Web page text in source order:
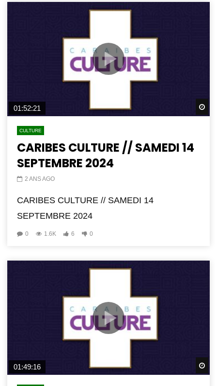
01:52:21
CULTURE
CARIBES CULTURE // SAMEDI 14
SEPTEMBRE 2024
2 ANS AGO
CARIBES CULTURE // SAMEDI 14
SEPTEMBRE 2024
0 1.6K 6 0
01:49:16